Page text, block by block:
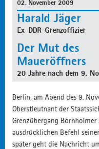
02. November 2009
Harald Jäger
Ex-DDR-Grenzoffizier
Der Mut des
Maueröffners
20 Jahre nach dem 9.
Berlin, am Abend des 9.
Oberstleutnant der
Grenzübergang
ausdrücklichen Befehl
später geht die Nachricht